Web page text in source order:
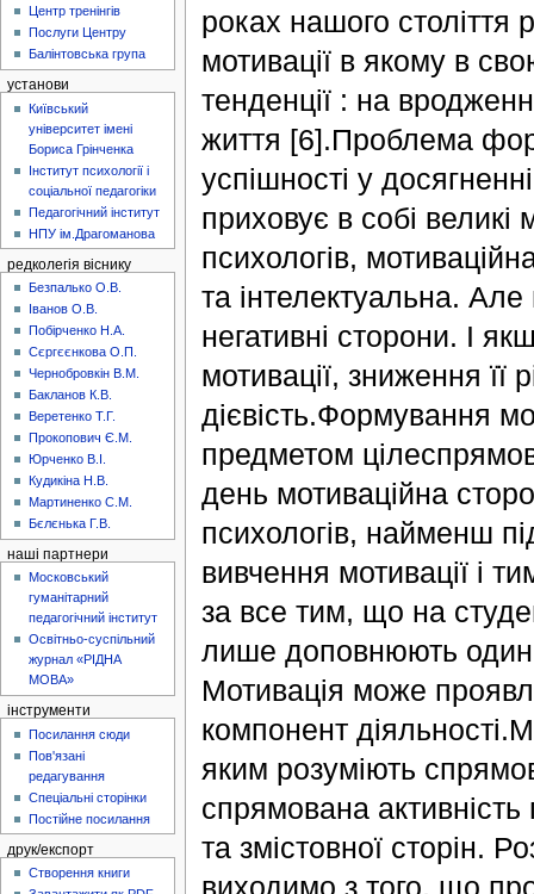
роках нашого століття
мотивації в якому в
тенденції : на
життя [6].Проблема
успішності у
приховує в собі
психологів,
та інтелектуальна. Але
негативні сторони. І
мотивації, зниження її
дієвість.Формування
предметом
день мотиваційна
психологів, найменш
вивчення мотивації і
за все тим, що на
лише доповнюють один
Мотивація може
компонент
яким розуміють
спрямована
та змістовної сторін.
виходимо з того, що
Центр тренінгів
Послуги Центру
Балінтовська група
установи
Київський
університет імені
Бориса Грінченка
Інститут психології і
соціальної педагогіки
Педагогічний інститут
НПУ ім.Драгоманова
редколегія віснику
Безпалько О.В.
Іванов О.В.
Побірченко Н.А.
Сєргєєнкова О.П.
Чернобровкін В.М.
Бакланов К.В.
Веретенко Т.Г.
Прокопович Є.М.
Юрченко В.І.
Кудикіна Н.В.
Мартиненко С.М.
Бєлєнька Г.В.
наші партнери
Московський
гуманітарний
педагогічний інститут
Освітньо-суспільний
журнал «РІДНА
МОВА»
інструменти
Посилання сюди
Пов'язані
редагування
Спеціальні сторінки
Постійне посилання
друк/експорт
Створення книги